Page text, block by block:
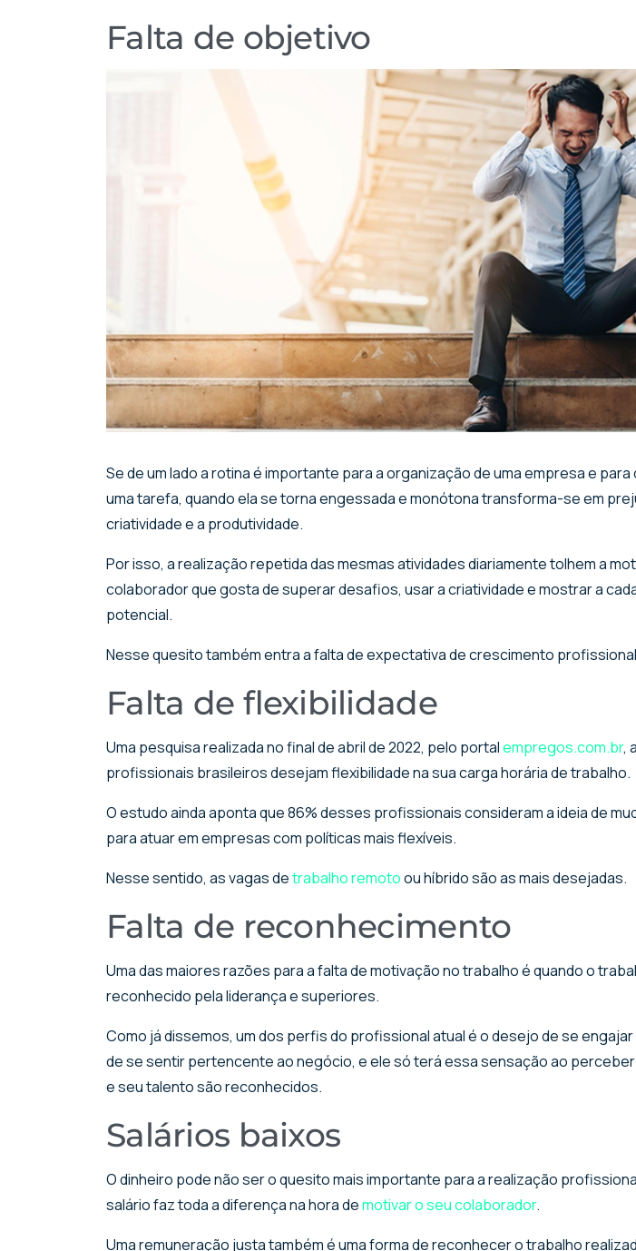
Falta de objetivo
Se de um lado a rotina é importante para a organização de uma empresa e
uma tarefa, quando ela se torna engessada e monótona transforma-se em
criatividade e a produtividade.
Por isso, a realização repetida das mesmas atividades diariamente tolhem a
colaborador que gosta de superar desafios, usar a criatividade e mostrar a
potencial.
Nesse quesito também entra a falta de expectativa de crescimento
Falta de flexibilidade
Uma pesquisa realizada no final de abril de 2022, pelo portalempregos.com.br,
profissionais brasileiros desejam flexibilidade na sua carga horária de trabalho.
O estudo ainda aponta que 86% desses profissionais consideram a ideia de
para atuar em empresas com políticas mais flexíveis.
Nesse sentido, as vagas detrabalho remotoou híbrido são as mais desejadas.
Falta de reconhecimento
Uma das maiores razões para a falta de motivação no trabalho é quando o
reconhecido pela liderança e superiores.
Como já dissemos, um dos perfis do profissional atual é o desejo de se
de se sentir pertencente ao negócio, e ele só terá essa sensação ao
e seu talento são reconhecidos.
Salários baixos
O dinheiro pode não ser o quesito mais importante para a realização
salário faz toda a diferença na hora demotivar o seu colaborador.
Uma remuneração justa também é uma forma de reconhecer o trabalho